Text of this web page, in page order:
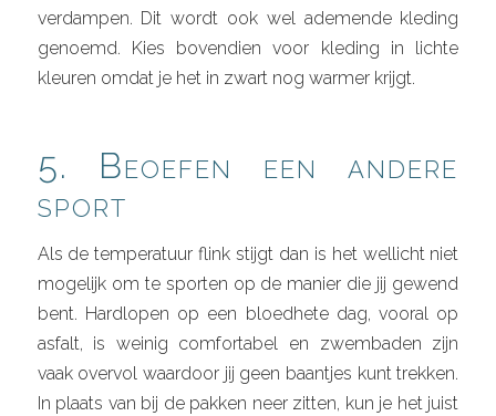
verdampen. Dit wordt ook wel ademende kleding
genoemd. Kies bovendien voor kleding in lichte
kleuren omdat je het in zwart nog warmer krijgt.
5. Beoefen een andere
sport
Als de temperatuur flink stijgt dan is het wellicht niet
mogelijk om te sporten op de manier die jij gewend
bent. Hardlopen op een bloedhete dag, vooral op
asfalt, is weinig comfortabel en zwembaden zijn
vaak overvol waardoor jij geen baantjes kunt trekken.
In plaats van bij de pakken neer zitten, kun je het juist